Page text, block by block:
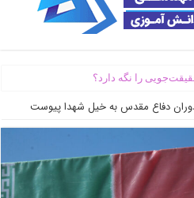
را نگه دارد؟
دوران دفاع مقدس به خیل شهدا پیوست